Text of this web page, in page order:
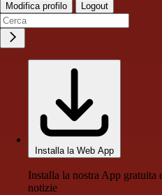
Modifica profilo Logout
Installa la Web App
Installa la nostra App gratuita
notizie